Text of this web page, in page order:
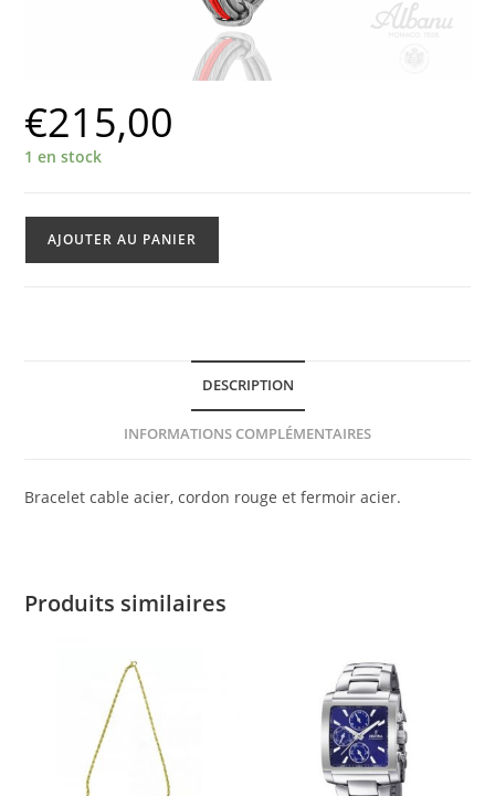
€215,00
1 en stock
AJOUTER AU PANIER
DESCRIPTION
INFORMATIONS COMPLÉMENTAIRES
Bracelet cable acier, cordon rouge et fermoir acier.
Produits similaires